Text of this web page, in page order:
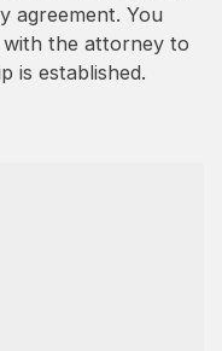
agreement. You
the attorney to
is established.